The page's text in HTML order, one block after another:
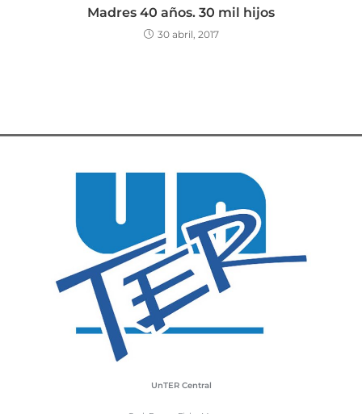
Madres 40 años. 30 mil hijos
30 abril, 2017
UnTER Central